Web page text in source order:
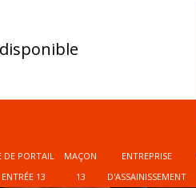
DE PORTAIL
13
MAÇON
13
ENTREPRISE
D'ASSAINISSEMENT